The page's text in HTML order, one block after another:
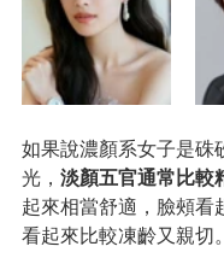
如果說濃顏系女子是硃
光， 淡顏五官通常比較
起來相當舒適，臉頰看
看起來比較凍齡又親切。